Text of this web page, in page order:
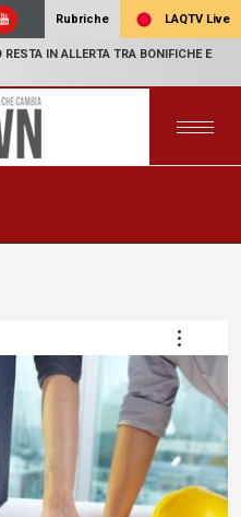
Rubriche LAQTV Live
IN ALLERTA TRA BONIFICHE E